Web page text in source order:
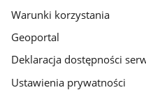
Warunki korzystania
Geoportal
Deklaracja dostępności
Ustawienia prywatności